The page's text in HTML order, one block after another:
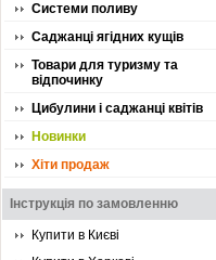
Системи поливу
Саджанці ягідних кущів
Товари для туризму та
відпочинку
Цибулини і саджанці квітів
Новинки
Хіти продаж
Інструкція по замовленню
Купити в Києві